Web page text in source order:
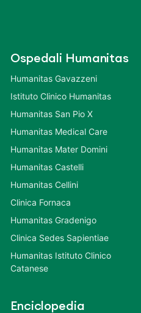
Ospedali Humanitas
Humanitas Gavazzeni
Istituto Clinico Humanitas
Humanitas San Pio X
Humanitas Medical Care
Humanitas Mater Domini
Humanitas Castelli
Humanitas Cellini
Clinica Fornaca
Humanitas Gradenigo
Clinica Sedes Sapientiae
Humanitas Istituto Clinico
Catanese
Enciclopedia